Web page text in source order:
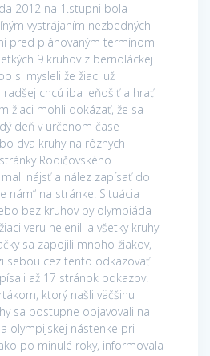
2012 na 1.stupni bola
vystrájaním nezbedných
pred plánovaným termínom
9 kruhov z bernoláckej
si mysleli že žiaci už
chcú iba leňošiť a hrať
žiaci mohli dokázať, že sa
deň v určenom čase
dva kruhy na rôznych
Rodičovského
nájsť a nález zapísať do
nám“ na stránke. Situácia
bez kruhov by olympiáda
veru nelenili a všetky kruhy
sa zapojili mnoho žiakov,
sebou cez tento odkazovať
až 17 stránok odkazov.
ktorý našli väčšinu
sa postupne objavovali na
olympijskej nástenke pri
po minulé roky, informovala